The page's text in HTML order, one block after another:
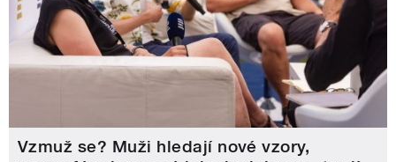
Vzmuž se? Muži hledají nové vzory,